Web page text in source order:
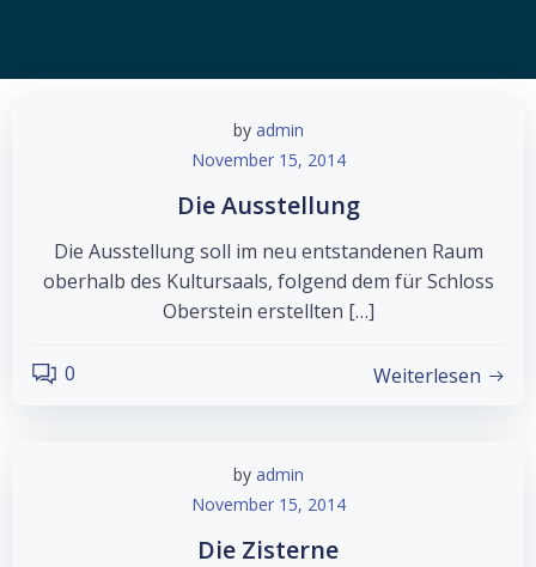
by admin
November 15, 2014
Die Ausstellung
Die Ausstellung soll im neu entstandenen Raum
oberhalb des Kultursaals, folgend dem für Schloss
Oberstein erstellten […]
0 Weiterlesen
by admin
November 15, 2014
Die Zisterne